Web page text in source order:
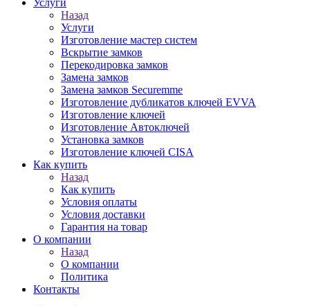
Услуги
Назад
Услуги
Изготовление мастер систем
Вскрытие замков
Перекодировка замков
Замена замков
Замена замков Securemme
Изготовление дубликатов ключей EVVA
Изготовление ключей
Изготовление Автоключей
Установка замков
Изготовление ключей CISA
Как купить
Назад
Как купить
Условия оплаты
Условия доставки
Гарантия на товар
О компании
Назад
О компании
Политика
Контакты